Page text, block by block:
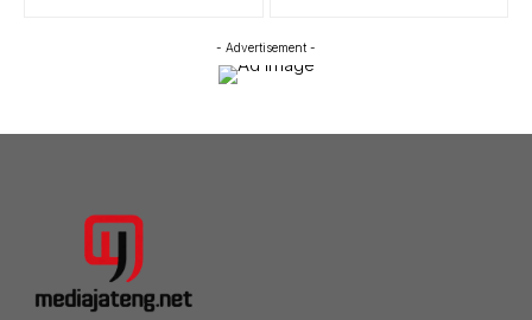
- Advertisement -